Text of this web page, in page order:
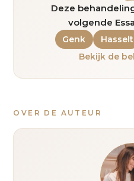
Deze
volgende
Genk Hasselt
Bekijk de
OVER DE AUTEUR